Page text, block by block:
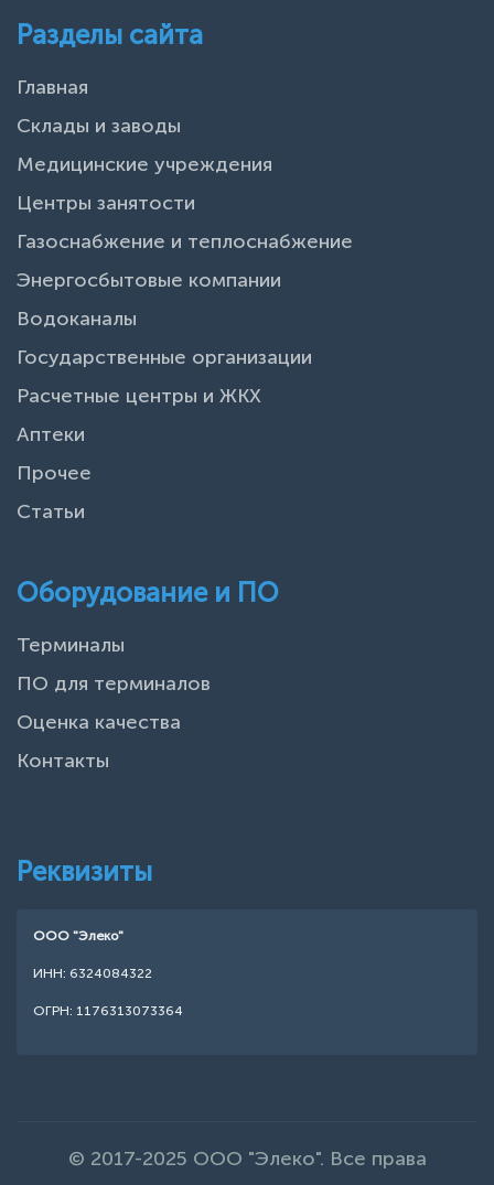
Разделы сайта
Главная
Склады и заводы
Медицинские учреждения
Центры занятости
Газоснабжение и теплоснабжение
Энергосбытовые компании
Водоканалы
Государственные организации
Расчетные центры и ЖКХ
Аптеки
Прочее
Статьи
Оборудование и ПО
Терминалы
ПО для терминалов
Оценка качества
Контакты
Реквизиты
ООО "Элеко"
ИНН: 6324084322
ОГРН: 1176313073364
© 2017-2025 ООО "Элеко". Все права